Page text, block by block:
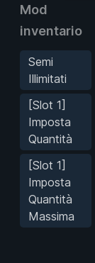
Mod
inventario
Semi
Illimitati
[Slot 1]
Imposta
Quantità
[Slot 1]
Imposta
Quantità
Massima